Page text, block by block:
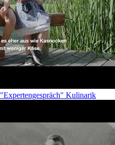
"Expertengespräch" Kulinarik